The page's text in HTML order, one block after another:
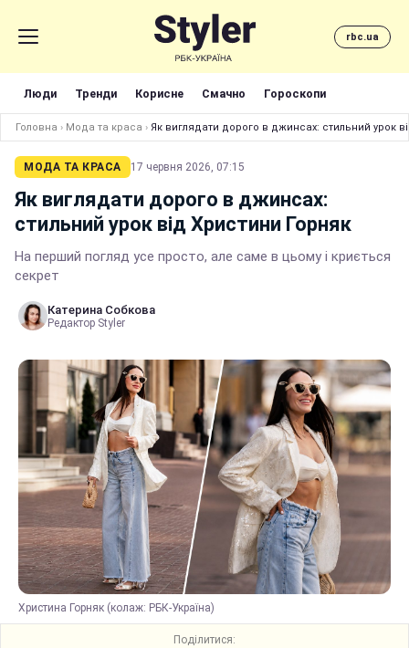
rbc.ua
Люди Тренди Корисне Смачно Гороскопи
Головна › Мода та краса › Як виглядати дорого в джинсах: стильний урок
МОДА ТА КРАСА 17 червня 2026, 07:15
Як виглядати дорого в джинсах:
стильний урок від Христини Горняк
На перший погляд усе просто, але саме в цьому і криється
секрет
Катерина Собкова
Редактор Styler
Христина Горняк (колаж: РБК-Україна)
Поділитися: